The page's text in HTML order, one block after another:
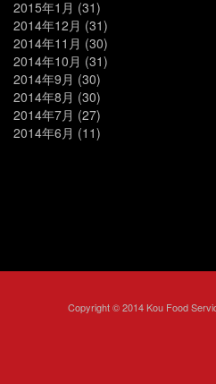
2015年1月 (31)
2014年12月 (31)
2014年11月 (30)
2014年10月 (31)
2014年9月 (30)
2014年8月 (30)
2014年7月 (27)
2014年6月 (11)
Copyright © 2014 Kou Food